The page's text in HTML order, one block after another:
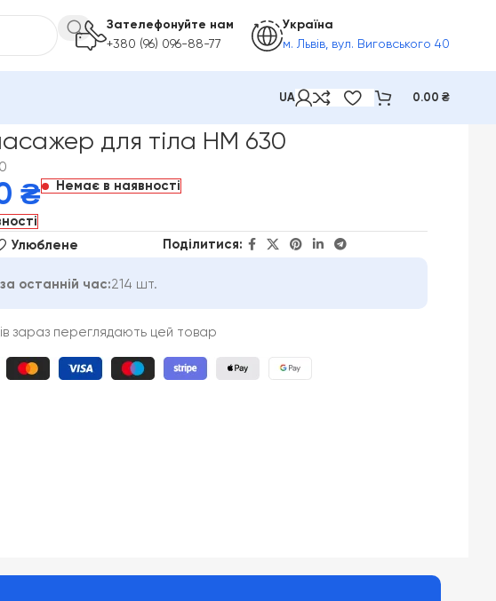
Зателефонуйте нам
+380 (96) 096-88-77
Україна
м. Львів, вул. Виговського 40
UA 0.00 ₴
для тіла HM 630
₴ Немає в наявності
Улюблене Поділитися:
останній час:214 шт.
зараз переглядають цей товар